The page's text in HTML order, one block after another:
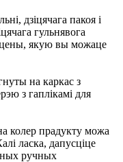
дзіцячага пакоя і
гульнявога
якую вы можаце
на каркас з
з гаплікамі для
колер прадукту можа
ласка, дапусціце
ручных